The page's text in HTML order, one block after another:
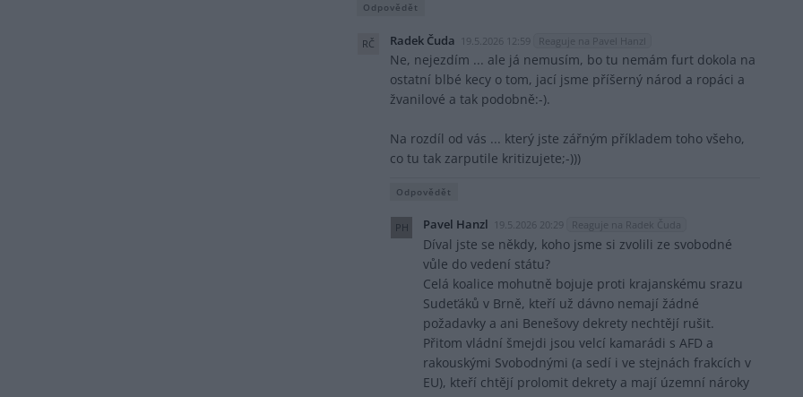
Odpovědět
RČ Radek Čuda 19.5.2026 12:59 Reaguje na Pavel Hanzl
Ne, nejezdím ... ale já nemusím, bo tu nemám furt dokola na
ostatní blbé kecy o tom, jací jsme příšerný národ a ropáci a
žvanilové a tak podobně:-).
Na rozdíl od vás ... který jste zářným příkladem toho všeho,
co tu tak zarputile kritizujete;-)))
Odpovědět
PH Pavel Hanzl 19.5.2026 20:29 Reaguje na Radek Čuda
Díval jste se někdy, koho jsme si zvolili ze svobodné
vůle do vedení státu?
Celá koalice mohutně bojuje proti krajanskému srazu
Sudeťáků v Brně, kteří už dávno nemají žádné
požadavky a ani Benešovy dekrety nechtějí rušit.
Přitom vládní šmejdi jsou velcí kamarádi s AFD a
rakouskými Svobodnými (a sedí i ve stejnách frakcích v
EU), kteří chtějí prolomit dekrety a mají územní nároky